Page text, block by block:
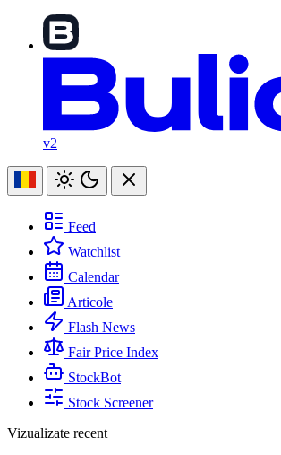
v2
Feed
Watchlist
Calendar
Articole
Flash News
Fair Price Index
StockBot
Stock Screener
Vizualizate recent